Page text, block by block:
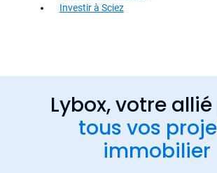
Investir à Sciez
Lybox, votre
tous vos
immobilier